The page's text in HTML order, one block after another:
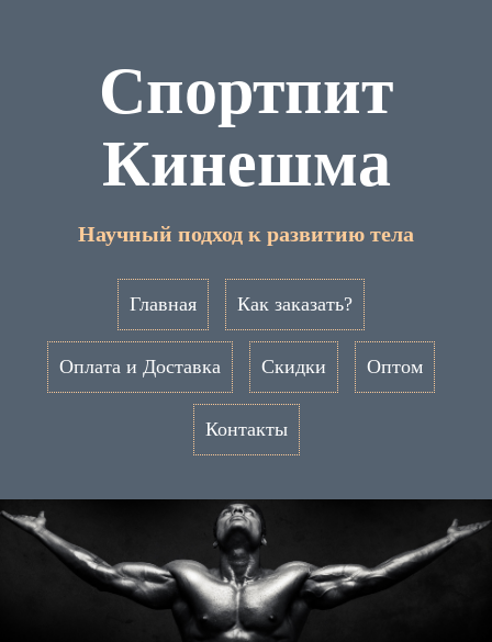
Спортпит
Кинешма
Научный подход к развитию тела
Главная Как заказать?
Оплата и Доставка Скидки Оптом
Контакты